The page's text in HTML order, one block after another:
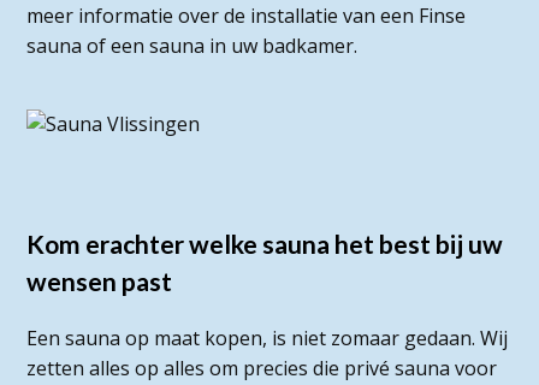
meer informatie over de installatie van een Finse
sauna of een sauna in uw badkamer.
Kom erachter welke sauna het best bij uw
wensen past
Een sauna op maat kopen, is niet zomaar gedaan. Wij
zetten alles op alles om precies die privé sauna voor